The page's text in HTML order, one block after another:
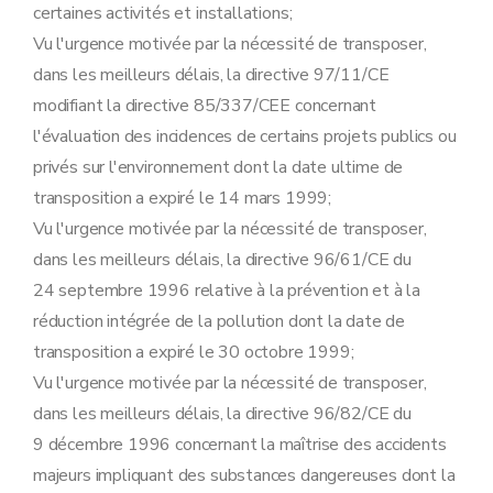
certaines activités et installations;
Vu l'urgence motivée par la nécessité de transposer,
dans les meilleurs délais, la directive 97/11/CE
modifiant la directive 85/337/CEE concernant
l'évaluation des incidences de certains projets publics ou
privés sur l'environnement dont la date ultime de
transposition a expiré le 14 mars 1999;
Vu l'urgence motivée par la nécessité de transposer,
dans les meilleurs délais, la directive 96/61/CE du
24 septembre 1996 relative à la prévention et à la
réduction intégrée de la pollution dont la date de
transposition a expiré le 30 octobre 1999;
Vu l'urgence motivée par la nécessité de transposer,
dans les meilleurs délais, la directive 96/82/CE du
9 décembre 1996 concernant la maîtrise des accidents
majeurs impliquant des substances dangereuses dont la